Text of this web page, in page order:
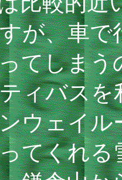
が、車で
てしまう
ィバスを
ウェイ
てくれる